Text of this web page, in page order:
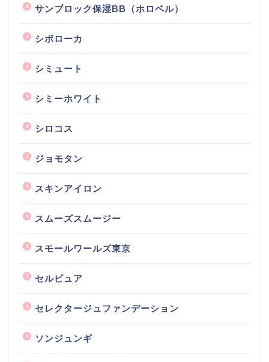
サンブロック保湿BB（ホロベル）
シボローカ
シミュート
シミーホワイト
シロコス
ジョモタン
スキンアイロン
スムーズスムージー
スモールワールズ東京
セルピュア
セレクタージュファンデーション
ソンジュンギ